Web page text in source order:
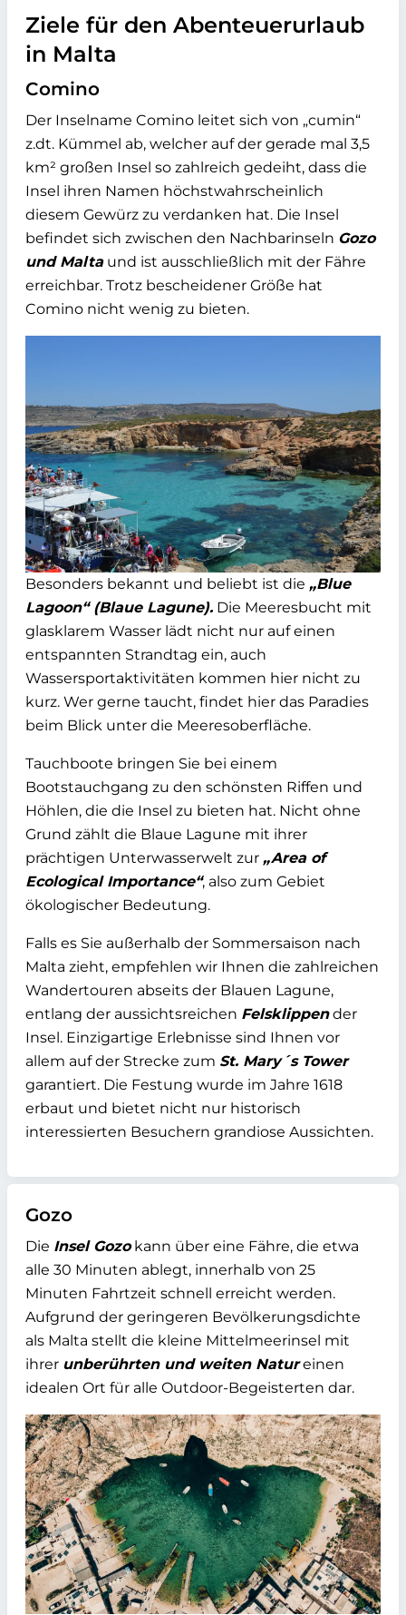
Ziele für den Abenteuerurlaub
in Malta
Comino
Der Inselname Comino leitet sich von „cumin“
z.dt. Kümmel ab, welcher auf der gerade mal 3,5
km² großen Insel so zahlreich gedeiht, dass die
Insel ihren Namen höchstwahrscheinlich
diesem Gewürz zu verdanken hat. Die Insel
befindet sich zwischen den Nachbarinseln Gozo
und Maltaund ist ausschließlich mit der Fähre
erreichbar. Trotz bescheidener Größe hat
Comino nicht wenig zu bieten.
Besonders bekannt und beliebt ist die „Blue
Lagoon“ (Blaue Lagune). Die Meeresbucht mit
glasklarem Wasser lädt nicht nur auf einen
entspannten Strandtag ein, auch
Wassersportaktivitäten kommen hier nicht zu
kurz. Wer gerne taucht, findet hier das Paradies
beim Blick unter die Meeresoberfläche.
Tauchboote bringen Sie bei einem
Bootstauchgang zu den schönsten Riffen und
Höhlen, die die Insel zu bieten hat. Nicht ohne
Grund zählt die Blaue Lagune mit ihrer
prächtigen Unterwasserwelt zur „Area of
Ecological Importance“, also zum Gebiet
ökologischer Bedeutung.
Falls es Sie außerhalb der Sommersaison nach
Malta zieht, empfehlen wir Ihnen die zahlreichen
Wandertouren abseits der Blauen Lagune,
entlang der aussichtsreichen Felsklippender
Insel. Einzigartige Erlebnisse sind Ihnen vor
allem auf der Strecke zum St. Mary´s Tower
garantiert. Die Festung wurde im Jahre 1618
erbaut und bietet nicht nur historisch
interessierten Besuchern grandiose Aussichten.
Gozo
Die Insel Gozokann über eine Fähre, die etwa
alle 30 Minuten ablegt, innerhalb von 25
Minuten Fahrtzeit schnell erreicht werden.
Aufgrund der geringeren Bevölkerungsdichte
als Malta stellt die kleine Mittelmeerinsel mit
ihrer unberührten und weiten Natureinen
idealen Ort für alle Outdoor-Begeisterten dar.